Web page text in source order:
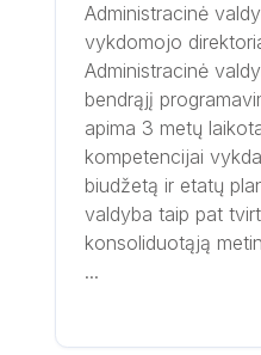
Administracinė
vykdomojo
Administracinė
bendrąjį
apima 3 metų
kompetencijai
biudžetą ir etatų
valdyba taip pat
konsoliduotąją
...